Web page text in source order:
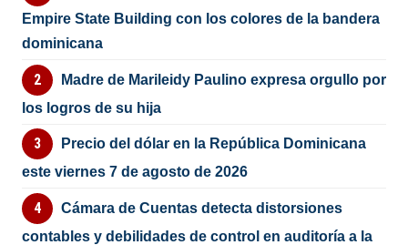
Empire State Building con los colores de la bandera
dominicana
Madre de Marileidy Paulino expresa orgullo por
los logros de su hija
Precio del dólar en la República Dominicana
este viernes 7 de agosto de 2026
Cámara de Cuentas detecta distorsiones
contables y debilidades de control en auditoría a la